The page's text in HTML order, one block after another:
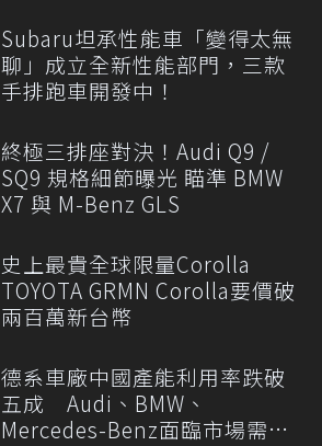
Subaru坦承性能車「變得太無
聊」成立全新性能部門，三款
手排跑車開發中！
終極三排座對決！Audi Q9 /
SQ9 規格細節曝光 瞄準 BMW
X7 與 M-Benz GLS
史上最貴全球限量Corolla
TOYOTA GRMN Corolla要價破
兩百萬新台幣
德系車廠中國產能利用率跌破
五成 Audi、BMW、
Mercedes-Benz面臨市場需求